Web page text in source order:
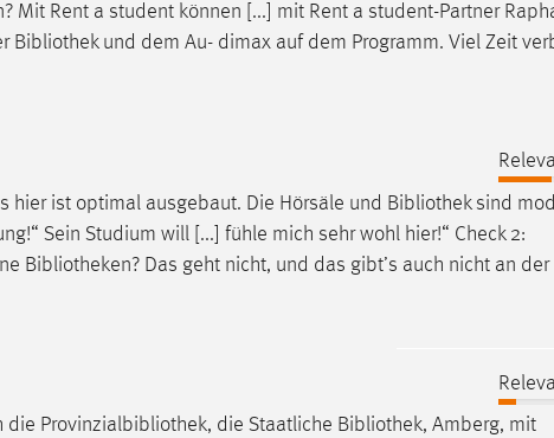
Mit Rent a student können [...] mit Rent a student-Partner
Bibliothekund dem Au- dimax auf dem Programm. Viel Zeit
hier ist optimal ausgebaut. Die Hörsäle und Bibliotheksind
Sein Studium will [...] fühle mich sehr wohl hier!“ Check 2:
Bibliotheken? Das geht nicht, und das gibt’s auch nicht an der
Provinzialbibliothek, die Staatliche Bibliothek, Amberg, mit